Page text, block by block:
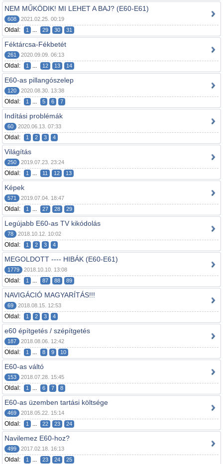
NEM MŰKÖDIK! MI LEHET A BAJ? (E60-E61)
608 2021.02.25. 00:19
Oldal: 1 ... 29 30 31
Féktárcsa-Fékbetét
261 2020.09.09. 06:13
Oldal: 1 ... 12 13 14
E60-as pillangószelep
120 2020.08.30. 13:38
Oldal: 1 ... 5 6 7
Indítási problémák
60 2020.06.13. 07:33
Oldal: 1 2 3 4
Világítás
250 2019.07.23. 23:24
Oldal: 1 ... 11 12 13
Képek
571 2019.07.04. 18:47
Oldal: 1 ... 27 28 29
Legújabb E60-as TV kikódolás
78 2018.10.12. 10:02
Oldal: 1 2 3 4
MEGOLDOTT ---- HIBÁK (E60-E61)
1779 2018.10.10. 13:08
Oldal: 1 ... 87 88 89
NAVIGÁCIÓ MAGYARÍTÁS!!!
69 2018.08.15. 12:53
Oldal: 1 2 3 4
e60 építgetés / szépítgetés
187 2018.08.06. 12:42
Oldal: 1 ... 8 9 10
E60-as váltó
153 2018.07.28. 15:45
Oldal: 1 ... 6 7 8
E60-as üzemben tartási költsége
469 2018.05.22. 15:14
Oldal: 1 ... 22 23 24
Navilemez E60-hoz?
499 2017.02.18. 16:13
Oldal: 1 ... 23 24 25